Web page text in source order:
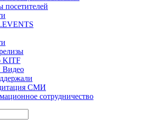
посетителей
Видео
СМИ
сотрудничество